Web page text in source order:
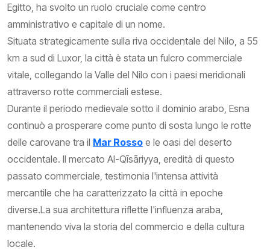
Egitto, ha svolto un ruolo cruciale come centro
amministrativo e capitale di un nome.
Situata strategicamente sulla riva occidentale del Nilo, a 55
km a sud di Luxor, la città è stata un fulcro commerciale
vitale, collegando la Valle del Nilo con i paesi meridionali
attraverso rotte commerciali estese.
Durante il periodo medievale sotto il dominio arabo, Esna
continuò a prosperare come punto di sosta lungo le rotte
delle carovane tra il Mar Rosso e le oasi del deserto
occidentale. Il mercato Al-Qīsāriyya, eredità di questo
passato commerciale, testimonia l'intensa attività
mercantile che ha caratterizzato la città in epoche
diverse.La sua architettura riflette l'influenza araba,
mantenendo viva la storia del commercio e della cultura
locale.